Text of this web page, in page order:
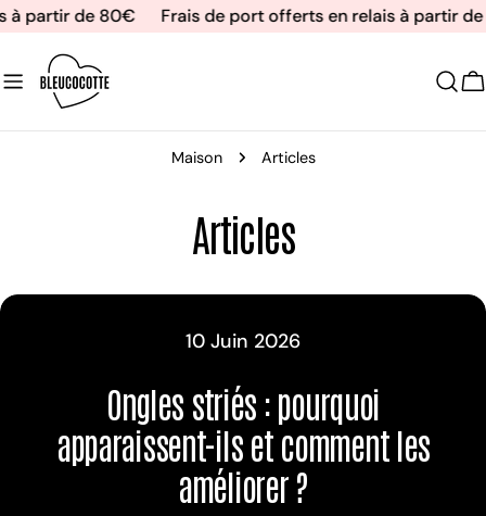
Aller
contenu
à partir de 80€ Frais de port offerts en relais à partir
Maison Articles
Articles
10 Juin 2026
Ongles striés : pourquoi
apparaissent-ils et comment les
améliorer ?